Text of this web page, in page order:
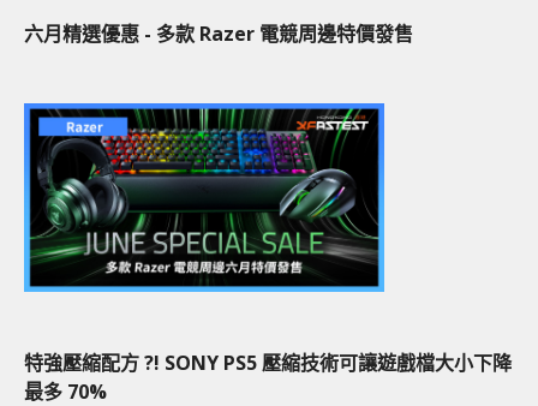
六月精選優惠 - 多款 Razer 電競周邊特價發售
特強壓縮配方 ?! SONY PS5 壓縮技術可讓遊戲檔大小下降
最多 70%